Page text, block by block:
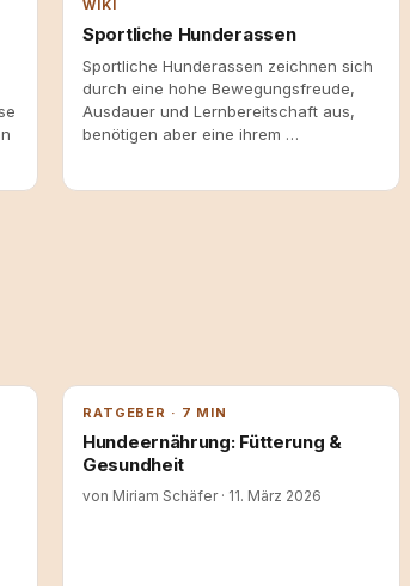
WIKI
Sportliche Hunderassen
Sportliche Hunderassen zeichnen sich
durch eine hohe Bewegungsfreude,
Ausdauer und Lernbereitschaft aus,
benötigen aber eine ihrem …
RATGEBER · 7 MIN
Hundeernährung: Fütterung &
Gesundheit
von Miriam Schäfer · 11. März 2026